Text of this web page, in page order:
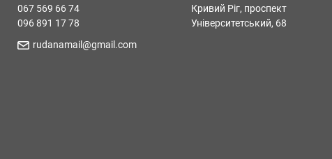
067 569 66 74
096 891 17 78
rudanamail@gmail.com
Кривий Ріг, проспект
Університетський, 68